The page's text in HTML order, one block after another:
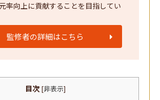
率向上に貢献することを目指してい
監修者の詳細はこちら
目次 [非表示]